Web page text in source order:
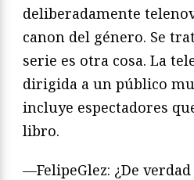
deliberadamente
canon del género. Se
serie es otra cosa. La
dirigida a un público
incluye espectadores
libro.
—FelipeGlez: ¿De